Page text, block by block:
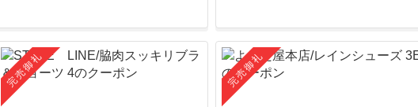
完売御礼 完売御礼